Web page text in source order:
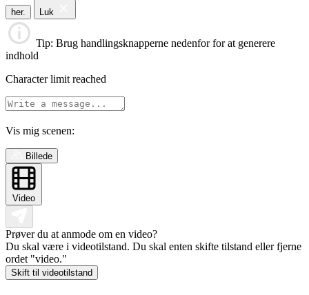
her. Luk
Tip: Brug handlingsknapperne nedenfor for at generere
indhold
Character limit reached
Vis mig scenen:
Billede
Video
Prøver du at anmode om en video?
Du skal være i videotilstand. Du skal enten skifte tilstand eller fjerne
ordet "video."
Skift til videotilstand